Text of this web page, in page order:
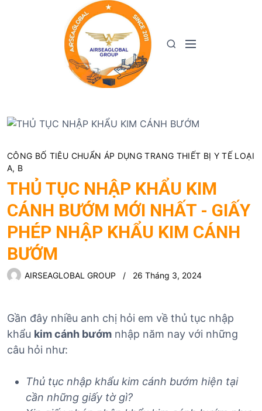
S
M
CÔNG BỐ TIÊU CHUẨN ÁP DỤNG TRANG THIẾT BỊ Y TẾ LOẠI
A, B
THỦ TỤC NHẬP KHẨU KIM
CÁNH BƯỚM MỚI NHẤT - GIẤY
PHÉP NHẬP KHẨU KIM CÁNH
BƯỚM
AIRSEAGLOBAL GROUP 26 Tháng 3, 2024
Gần đây nhiều anh chị hỏi em về thủ tục nhập
khẩu kim cánh bướm nhập năm nay với những
câu hỏi như:
Thủ tục nhập khẩu kim cánh bướm hiện tại
cần những giấy tờ gì?